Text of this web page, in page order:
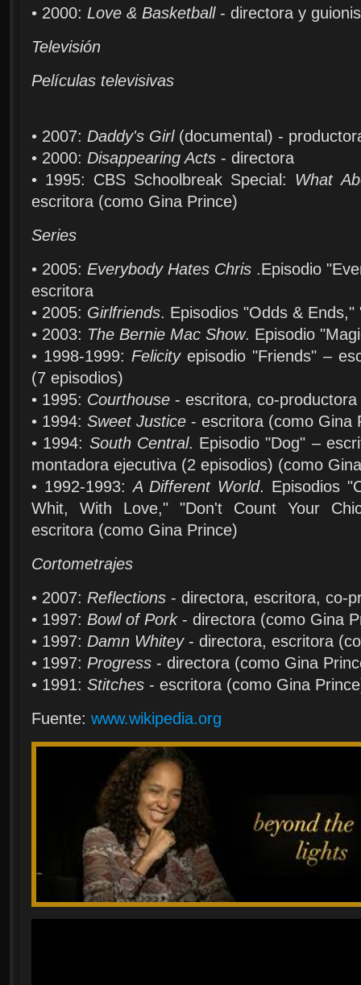
• 2000: Love & Basketball- directora y
Televisión
Películas televisivas
• 2007: Daddy's Girl(documental) -
• 2000: Disappearing Acts - directora
• 1995: CBS Schoolbreak Special: What
escritora (como Gina Prince)
Series
• 2005: Everybody Hates Chris .Episodio
escritora
• 2005: Girlfriends. Episodios "Odds &
• 2003: The Bernie Mac Show. Episodio
• 1998-1999: Felicityepisodio "Friends" –
(7 episodios)
• 1995: Courthouse - escritora, co-
• 1994: Sweet Justice - escritora (como Gina
• 1994: South Central. Episodio "Dog" –
montadora ejecutiva (2 episodios) (como
• 1992-1993:A Different World. Episodios
Whit, With Love," "Don't Count Your
escritora (como Gina Prince)
Cortometrajes
• 2007: Reflections - directora, escritora, co-
• 1997: Bowl of Pork- directora (como Gina
• 1997: Damn Whitey- directora, escritora
• 1997: Progress - directora (como Gina
• 1991: Stitches - escritora (como Gina
Fuente: www.wikipedia.org